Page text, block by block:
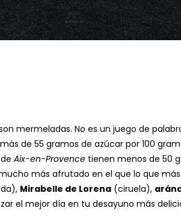
mermeladas. No es un juego de
de 55 gramos de azúcar por 100
deAix-en-Provence tienen menos de 50
más afrutado en el que lo que
Mirabelle de Lorena (ciruela),
el mejor día en tu desayuno más